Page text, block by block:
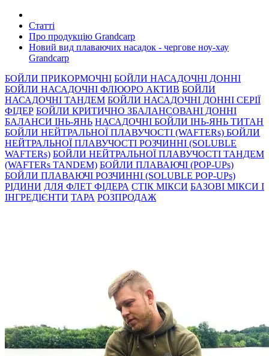
Статті
Про продукцію Grandcarp
Новий вид плаваючих насадок - чергове ноу-хау
Grandcarp
БОЙЛИ ПРИКОРМОЧНI БОЙЛИ НАСАДОЧНI ДОННI
БОЙЛИ НАСАДОЧНІ ФЛЮОРО АКТИВ БОЙЛИ
НАСАДОЧНІ ТАНДЕМ БОЙЛИ НАСАДОЧНI ДОННI СЕРIÏ
ФIДЕР БОЙЛИ КРИТИЧНО ЗБАЛАНСОВАНІ ДОННІ
БАЛАНСИ ІНЬ-ЯНЬ НАСАДОЧНІ БОЙЛИ ІНЬ-ЯНЬ ТИТАН
БОЙЛИ НЕЙТРАЛЬНОÏ ПЛАВУЧОСТI (WAFTERs) БОЙЛИ
НЕЙТРАЛЬНОЇ ПЛАВУЧОСТІ РОЗЧИННІ (SOLUBLE
WAFTERs) БОЙЛИ НЕЙТРАЛЬНОЇ ПЛАВУЧОСТІ ТАНДЕМ
(WAFTERs TANDEM) БОЙЛИ ПЛАВАЮЧІ (POP-UPs)
БОЙЛИ ПЛАВАЮЧI РОЗЧИННI (SOLUBLE POP-UPs)
РIДИНИ ДЛЯ ФЛЕТ ФІДЕРА СТIК МIКСИ БАЗОВІ МІКСИ І
ІНГРЕДІЄНТИ ТАРА РОЗПРОДАЖ